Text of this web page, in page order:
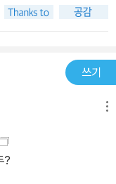
음에 쏙 들었다.그래
.책을 잘 읽지 않았던 시
던 시기.- 그냥 집에서
불편해졌다.무게도
존재감을 과시했기
는 가격.쓸 데 없는
쓰기
?